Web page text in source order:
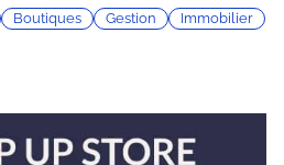
Boutiques Gestion Immobilier